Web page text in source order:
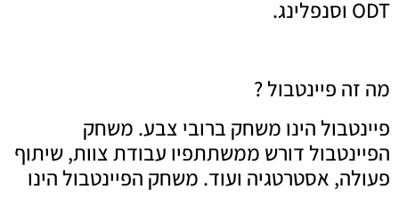
?
הינו משחק ברובי צבע. משחק
דורש ממשתתפיו עבודת צוות, שיתוף
אסטרטגיה ועוד. משחק הפיינטבול הינו